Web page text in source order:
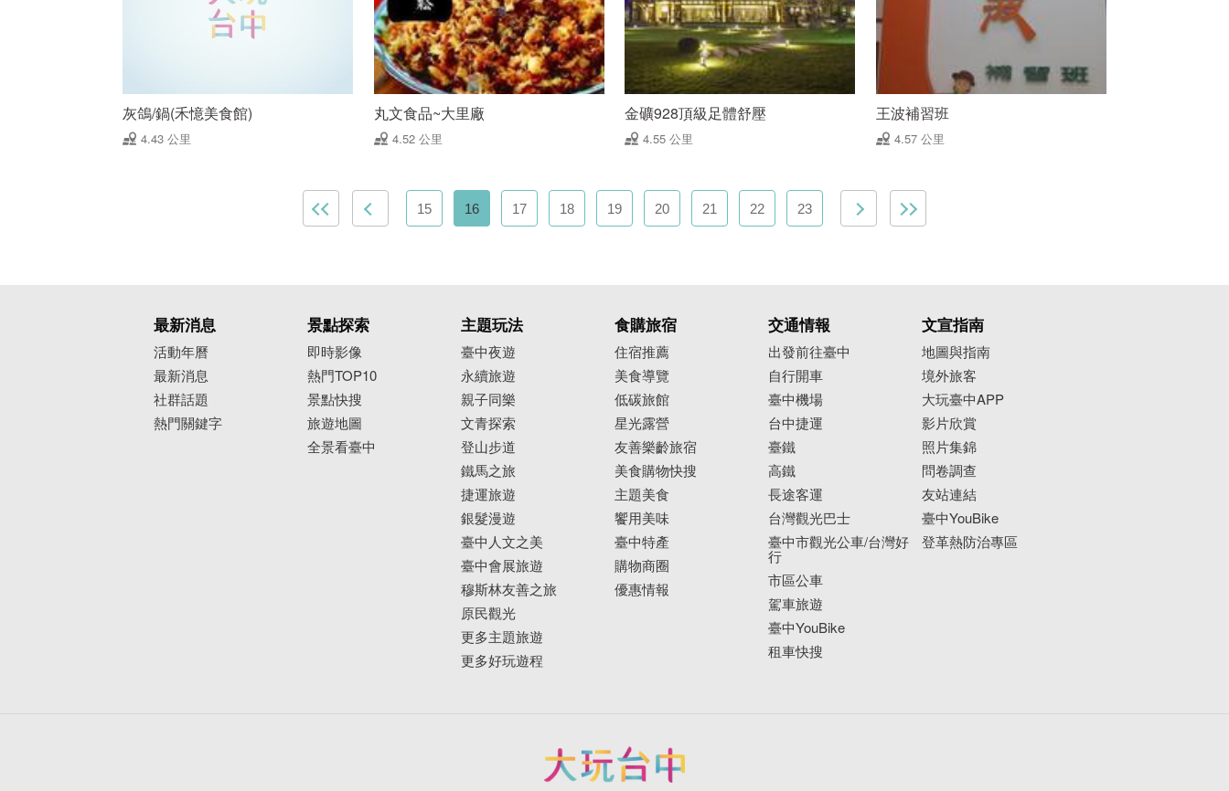
灰鴿/鍋(禾憶美食館)
4.43 公里
丸文食品~大里廠
4.52 公里
金礦928頂級足體舒壓
4.55 公里
王波補習班
4.57 公里
15 16 17 18 19 20 21 22 23
最新消息
活動年曆
最新消息
社群話題
熱門關鍵字
景點探索
即時影像
熱門TOP10
景點快搜
旅遊地圖
全景看臺中
主題玩法
臺中夜遊
永續旅遊
親子同樂
文青探索
登山步道
鐵馬之旅
捷運旅遊
銀髮漫遊
臺中人文之美
臺中會展旅遊
穆斯林友善之旅
原民觀光
更多主題旅遊
更多好玩遊程
食購旅宿
住宿推薦
美食導覽
低碳旅館
星光露營
友善樂齡旅宿
美食購物快搜
主題美食
饗用美味
臺中特產
購物商圈
優惠情報
交通情報
出發前往臺中
自行開車
臺中機場
台中捷運
臺鐵
高鐵
長途客運
台灣觀光巴士
臺中市觀光公車/台灣好
行
市區公車
駕車旅遊
臺中YouBike
租車快搜
文宣指南
地圖與指南
境外旅客
大玩臺中APP
影片欣賞
照片集錦
問卷調查
友站連結
臺中YouBike
登革熱防治專區